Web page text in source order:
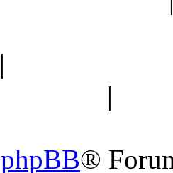
|
|
phpBB®